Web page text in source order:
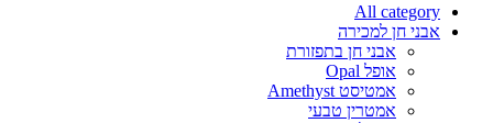
All category
אבני חן למכירה
אבני חן בתפזורת
אופל Opal
אמטיסט Amethyst
אמטרין טבעי